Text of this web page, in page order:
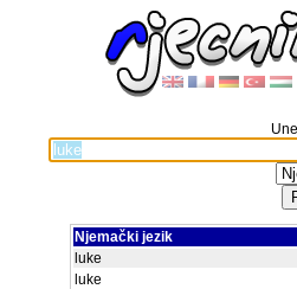
Njemački jezik
luke
luke